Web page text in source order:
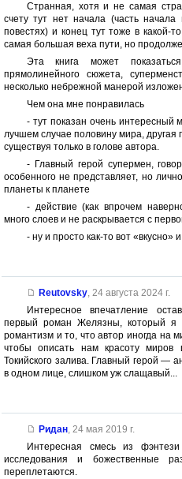
Странная, хотя и не самая
счету тут нет начала (часть
повестях) и конец тут тоже в какой-
самая большая веха пути, но
Эта книга может
прямолинейного сюжета,
несколько небрежной манерой
Чем она мне понравилась
- тут показан очень интересный
лучшем случае половину мира, другая
существуя только в голове автора.
- Главный герой супермен,
особенного не представляет, но
планеты к планете
- действие (как впрочем
много слоев и не раскрывается с
- ну и просто как-то вот «вкусно»
Reutovsky, 24 августа 2024 г.
Интересное впечатление
первый роман Желязны, который я
романтизм и то, что автор иногда на
чтобы описать нам красоту
Токийского залива. Главный герой —
в одном лице, слишком уж слащавый...
Ридан, 24 мая 2019 г.
Интересная смесь из
исследования и божественные
переплетаются.